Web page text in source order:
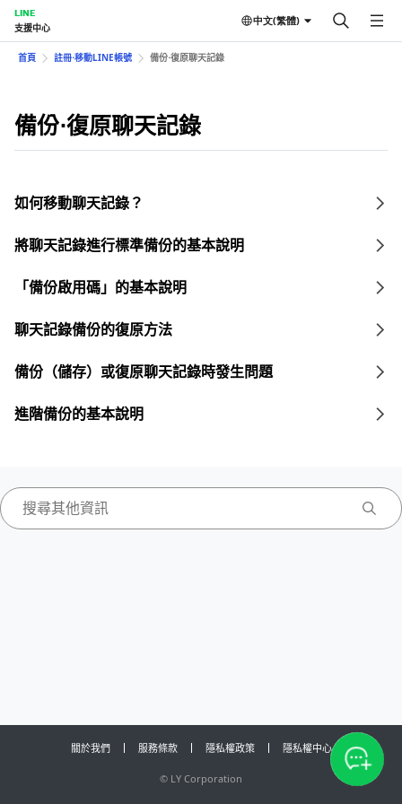
LINE
支援中心
中文(繁體)
首頁 註冊⋅移動LINE帳號 備份⋅復原聊天記錄
備份⋅復原聊天記錄
如何移動聊天記錄？
將聊天記錄進行標準備份的基本說明
「備份啟用碼」的基本說明
聊天記錄備份的復原方法
備份（儲存）或復原聊天記錄時發生問題
進階備份的基本說明
關於我們 服務條款 隱私權政策 隱私權中心
© LY Corporation